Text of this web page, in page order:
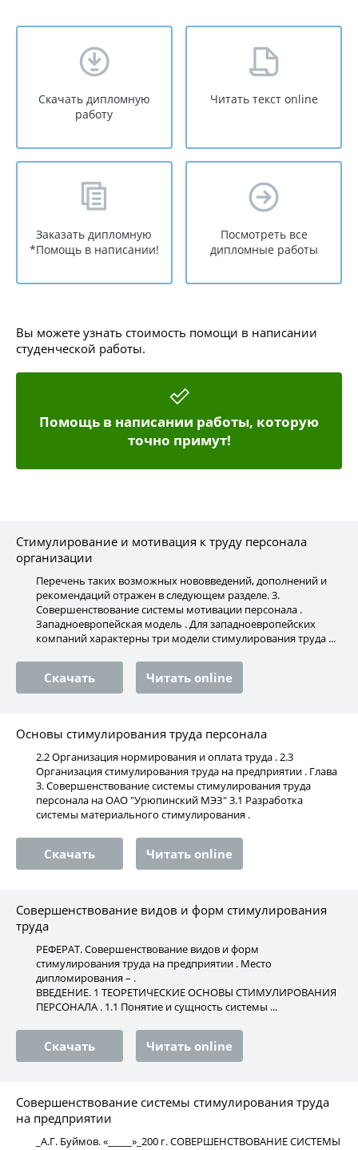
Скачать дипломную
работу
Читать текст online
Заказать дипломную
*Помощь в написании!
Посмотреть все
дипломные работы
Вы можете узнать стоимость помощи в написании
студенческой работы.
Помощь в написании работы, которую
точно примут!
Стимулирование и мотивация к труду персонала
организации
Перечень таких возможных нововведений, дополнений и
рекомендаций отражен в следующем разделе. 3.
Совершенствование системы мотивации персонала .
Западноевропейская модель . Для западноевропейских
компаний характерны три модели стимулирования труда ...
Скачать Читать online
Основы стимулирования труда персонала
2.2 Организация нормирования и оплата труда . 2.3
Организация стимулирования труда на предприятии . Глава
3. Совершенствование системы стимулирования труда
персонала на ОАО "Урюпинский МЭЗ" 3.1 Разработка
системы материального стимулирования .
Скачать Читать online
Совершенствование видов и форм стимулирования
труда
РЕФЕРАТ. Совершенствование видов и форм
стимулирования труда на предприятии . Место
дипломирования – .
ВВЕДЕНИЕ. 1 ТЕОРЕТИЧЕСКИЕ ОСНОВЫ СТИМУЛИРОВАНИЯ
ПЕРСОНАЛА . 1.1 Понятие и сущность системы ...
Скачать Читать online
Совершенствование системы стимулирования труда
на предприятии
_А.Г. Буймов. «_____»_200 г. СОВЕРШЕНСТВОВАНИЕ СИСТЕМЫ